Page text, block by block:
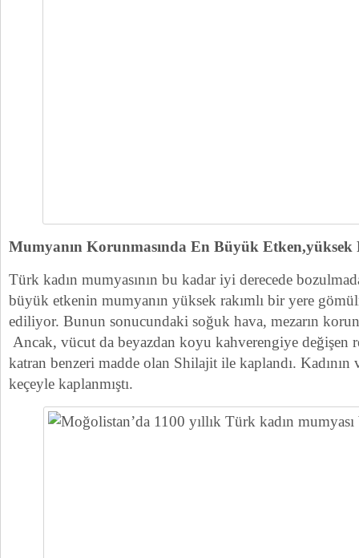
Mumyanın Korunmasında En Büyük
Türk kadın mumyasının bu kadar iyi derecede
büyük etkenin mumyanın yüksek rakımlı bir yere
ediliyor. Bunun sonucundaki soğuk hava, mezarın
Ancak, vücut da beyazdan koyu kahverengiye değişen
katran benzeri madde olan Shilajit ile kaplandı. Kadının
keçeyle kaplanmıştı.